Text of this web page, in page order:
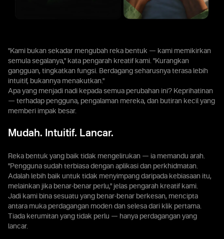
"Kami bukan sekadar mengubah reka bentuk — kami memikirkan
semula segalanya," kata pengarah kreatif kami. "Kurangkan
gangguan, tingkatkan fungsi. Berdagang seharusnya terasa lebih
intuitif, bukannya menakutkan."
Apa yang menjadi nadi kepada semua perubahan ini? Keprihatinan
— terhadap pengguna, pengalaman mereka, dan butiran kecil yang
memberi impak besar.
Mudah. Intuitif. Lancar.
Reka bentuk yang baik tidak mengelirukan — ia memandu arah.
"Pengguna sudah terbiasa dengan aplikasi dan perkhidmatan.
Adalah lebih baik untuk tidak menyimpang daripada kebiasaan itu,
melainkan jika benar-benar perlu," jelas pengarah kreatif kami.
Jadi kami bina sesuatu yang benar-benar berkesan, mencipta
antara muka perdagangan moden dan selesa dari klik pertama.
Tiada kerumitan yang tidak perlu — hanya perdagangan yang
lancar.